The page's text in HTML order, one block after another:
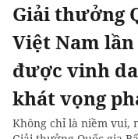
Giải thưởng
Việt Nam
được vinh
khát vọng
Không chỉ là niềm vui,